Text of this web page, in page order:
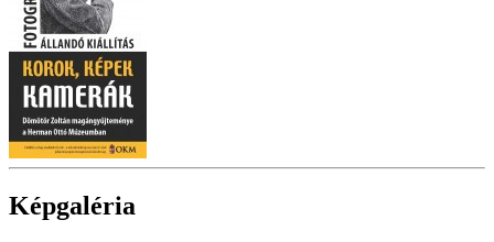
Képgaléria